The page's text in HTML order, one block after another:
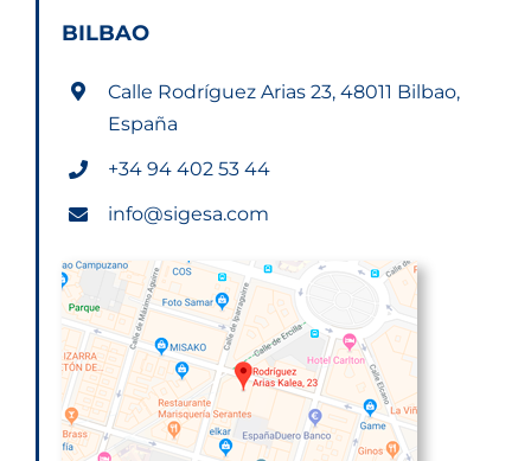
BILBAO
Calle Rodríguez Arias 23, 48011 Bilbao,
España
+34 94 402 53 44
info@sigesa.com